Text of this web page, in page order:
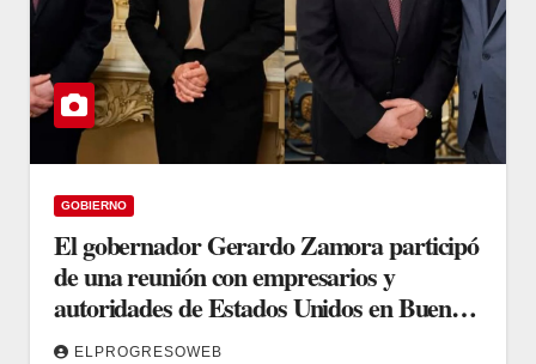
GOBIERNO
El gobernador Gerardo Zamora participó
de una reunión con empresarios y
autoridades de Estados Unidos en Buenos
Aires
ELPROGRESOWEB